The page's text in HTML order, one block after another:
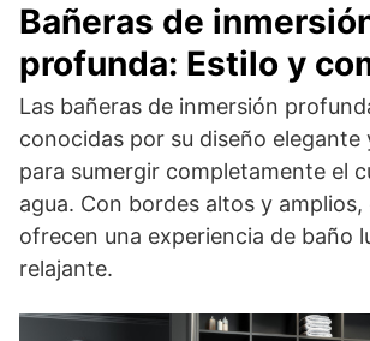
Bañeras de
profunda: Estilo y
Las bañeras de inmersión
conocidas por su diseño elegante
para sumergir completamente el
agua. Con bordes altos y amplios,
ofrecen una experiencia de baño
relajante.